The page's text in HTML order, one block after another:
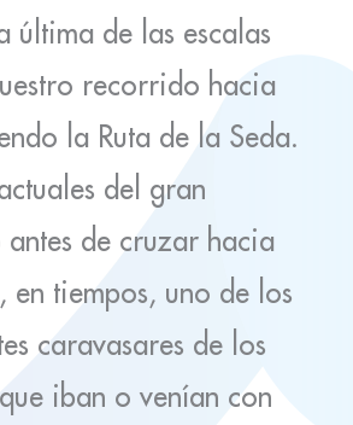
última de las escalas
recorrido hacia
la Ruta de la Seda.
del gran
de cruzar hacia
en tiempos, uno de los
caravasares de los
iban o venían con